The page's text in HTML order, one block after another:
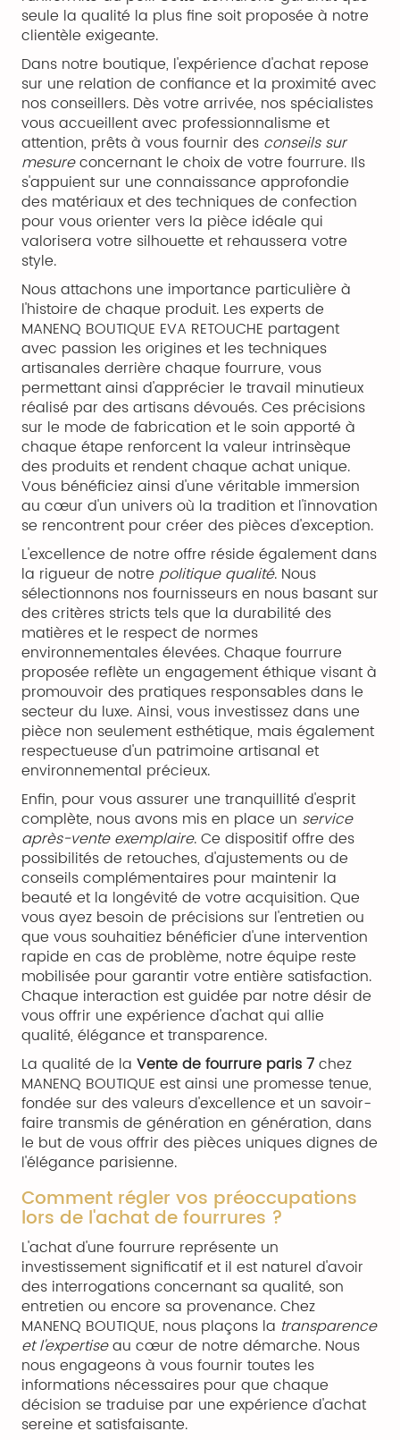
seule la qualité la plus fine soit proposée à notre
clientèle exigeante.
Dans notre boutique, l'expérience d'achat repose
sur une relation de confiance et la proximité avec
nos conseillers. Dès votre arrivée, nos spécialistes
vous accueillent avec professionnalisme et
attention, prêts à vous fournir des conseils sur
mesureconcernant le choix de votre fourrure. Ils
s'appuient sur une connaissance approfondie
des matériaux et des techniques de confection
pour vous orienter vers la pièce idéale qui
valorisera votre silhouette et rehaussera votre
style.
Nous attachons une importance particulière à
l'histoire de chaque produit. Les experts de
MANENQ BOUTIQUE EVA RETOUCHE partagent
avec passion les origines et les techniques
artisanales derrière chaque fourrure, vous
permettant ainsi d'apprécier le travail minutieux
réalisé par des artisans dévoués. Ces précisions
sur le mode de fabrication et le soin apporté à
chaque étape renforcent la valeur intrinsèque
des produits et rendent chaque achat unique.
Vous bénéficiez ainsi d'une véritable immersion
au cœur d'un univers où la tradition et l'innovation
se rencontrent pour créer des pièces d'exception.
L'excellence de notre offre réside également dans
la rigueur de notre politique qualité. Nous
sélectionnons nos fournisseurs en nous basant sur
des critères stricts tels que la durabilité des
matières et le respect de normes
environnementales élevées. Chaque fourrure
proposée reflète un engagement éthique visant à
promouvoir des pratiques responsables dans le
secteur du luxe. Ainsi, vous investissez dans une
pièce non seulement esthétique, mais également
respectueuse d'un patrimoine artisanal et
environnemental précieux.
Enfin, pour vous assurer une tranquillité d'esprit
complète, nous avons mis en place un service
après-vente exemplaire. Ce dispositif offre des
possibilités de retouches, d'ajustements ou de
conseils complémentaires pour maintenir la
beauté et la longévité de votre acquisition. Que
vous ayez besoin de précisions sur l'entretien ou
que vous souhaitiez bénéficier d'une intervention
rapide en cas de problème, notre équipe reste
mobilisée pour garantir votre entière satisfaction.
Chaque interaction est guidée par notre désir de
vous offrir une expérience d'achat qui allie
qualité, élégance et transparence.
La qualité de la Vente de fourrure paris 7chez
MANENQ BOUTIQUE est ainsi une promesse tenue,
fondée sur des valeurs d'excellence et un savoir-
faire transmis de génération en génération, dans
le but de vous offrir des pièces uniques dignes de
l'élégance parisienne.
Comment régler vos préoccupations
lors de l'achat de fourrures ?
L'achat d'une fourrure représente un
investissement significatif et il est naturel d'avoir
des interrogations concernant sa qualité, son
entretien ou encore sa provenance. Chez
MANENQ BOUTIQUE, nous plaçons la transparence
et l'expertiseau cœur de notre démarche. Nous
nous engageons à vous fournir toutes les
informations nécessaires pour que chaque
décision se traduise par une expérience d'achat
sereine et satisfaisante.